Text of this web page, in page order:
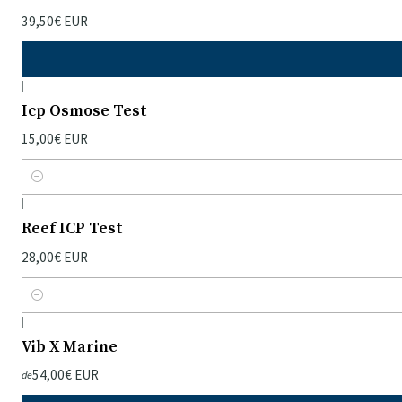
39,50€ EUR
|
Icp Osmose Test
15,00€ EUR
Quantidade
|
Reef ICP Test
28,00€ EUR
Quantidade
|
Vib X Marine
de54,00€ EUR